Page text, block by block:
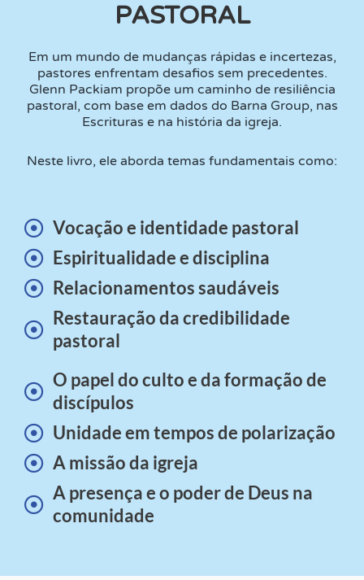
PASTORAL
Em um mundo de mudanças rápidas e incertezas,
pastores enfrentam desafios sem precedentes.
Glenn Packiam propõe um caminho de resiliência
pastoral, com base em dados do Barna Group, nas
Escrituras e na história da igreja.
Neste livro, ele aborda temas fundamentais como:
Vocação e identidade pastoral
Espiritualidade e disciplina
Relacionamentos saudáveis
Restauração da credibilidade
pastoral
O papel do culto e da formação de
discípulos
Unidade em tempos de polarização
A missão da igreja
A presença e o poder de Deus na
comunidade